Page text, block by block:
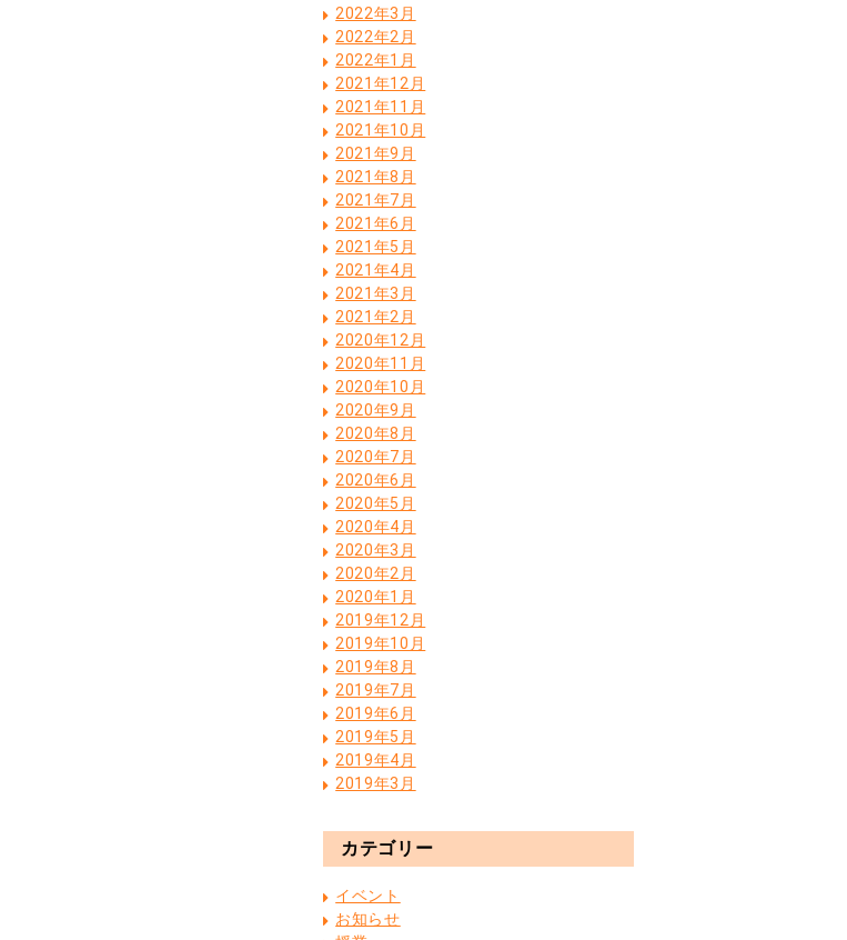
2022年3月
2022年2月
2022年1月
2021年12月
2021年11月
2021年10月
2021年9月
2021年8月
2021年7月
2021年6月
2021年5月
2021年4月
2021年3月
2021年2月
2020年12月
2020年11月
2020年10月
2020年9月
2020年8月
2020年7月
2020年6月
2020年5月
2020年4月
2020年3月
2020年2月
2020年1月
2019年12月
2019年10月
2019年8月
2019年7月
2019年6月
2019年5月
2019年4月
2019年3月
カテゴリー
イベント
お知らせ